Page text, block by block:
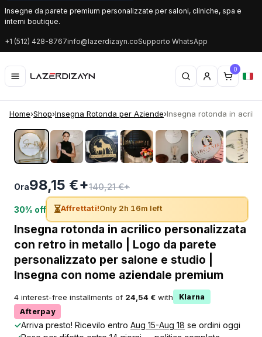
Insegne da parete premium personalizzate per saloni, cliniche, spa e
interni boutique.
+1 (512) 428-8767info@lazerdizayn.coSupporto WhatsApp
0
Home›Shop›Insegna Rotonda per Aziende›Insegna rotonda in
‹ ›
Ora98,15 €+140,21 €+
30% off ⏳Affrettati!Only 2h 16m left
Insegna rotonda in acrilico personalizzata
con retro in metallo | Logo da parete
personalizzato per salone e studio |
Insegna con nome aziendale premium
4 interest-free installments of 24,54 € with
Klarna
Afterpay
✓Arriva presto! Ricevilo entro Aug 15-Aug 18 se ordini oggi